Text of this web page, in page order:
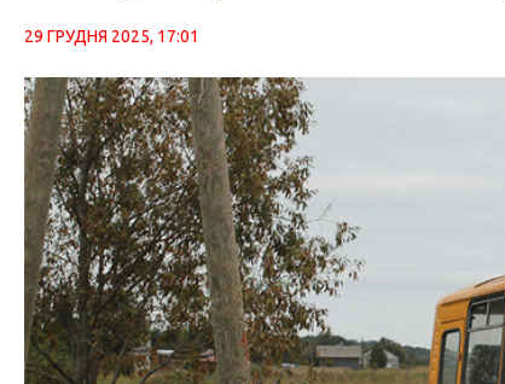
29 ГРУДНЯ 2025, 17:01